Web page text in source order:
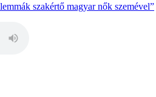
szakértő magyar nők szemével”